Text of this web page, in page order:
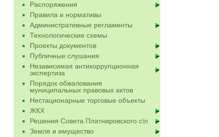
Распоряжения
Правила и нормативы
Административные регламенты
Технологические схемы
Проекты документов
Публичные слушания
Независимая антикоррупционная
экспертиза
Порядок обжалования
муниципальных правовых актов
Нестационарные торговые объекты
ЖКХ
Решения Совета Платнировского с\п
Земля и имущество